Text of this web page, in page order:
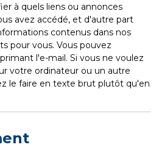
à quels liens ou annonces
avez accédé, et d'autre part
contenus dans nos
pour vous. Vous pouvez
l'e-mail. Si vous ne voulez
votre ordinateur ou un autre
le faire en texte brut plutôt qu'en